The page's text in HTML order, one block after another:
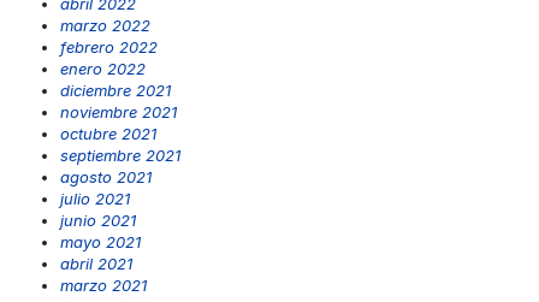
marzo 2022
febrero 2022
enero 2022
diciembre 2021
noviembre 2021
octubre 2021
septiembre 2021
agosto 2021
julio 2021
junio 2021
mayo 2021
abril 2021
marzo 2021